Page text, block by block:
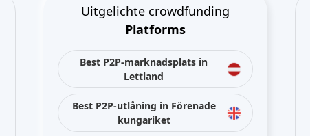
Uitgelichte crowdfunding
Platforms
Best P2P-marknadsplats in
Lettland
Best P2P-utlåning in Förenade
kungariket